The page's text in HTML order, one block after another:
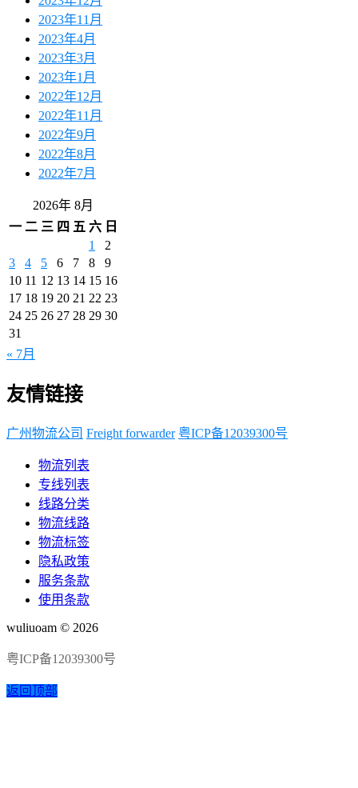
2023年11月
2023年4月
2023年3月
2023年1月
2022年12月
2022年11月
2022年9月
2022年8月
2022年7月
2026年 8月
一 二 三 四 五 六 日
1
2
3
4 5 6 7 8
9
10 11 12 13 14 15 16
17 18 19 20 21 22 23
24 25 26 27 28 29 30
31
« 7月
友情链接
广州物流公司 Freight forwarder 粤ICP备12039300号
物流列表
专线列表
线路分类
物流线路
物流标签
隐私政策
服务条款
使用条款
wuliuoam © 2026
粤ICP备12039300号
返回顶部